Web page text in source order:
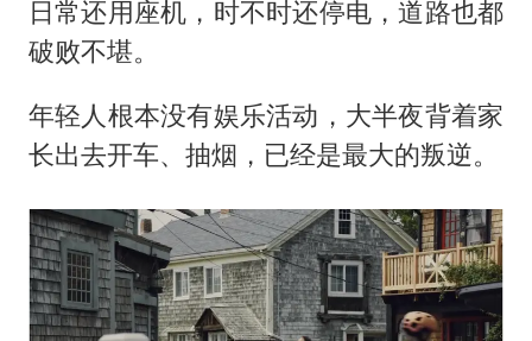
日常还用座机，时不时还停电，道路也都
破败不堪。
年轻人根本没有娱乐活动，大半夜背着家
长出去开车、抽烟，已经是最大的叛逆。